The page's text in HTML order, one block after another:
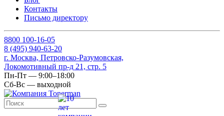
Контакты
Письмо директору
8800 100-16-05
8 (495) 940-63-20
г. Москва, Петровско-Разумовская,
Локомотивный пр-д 21, стр. 5
Пн-Пт — 9:00–18:00
Сб-Вс — выходной